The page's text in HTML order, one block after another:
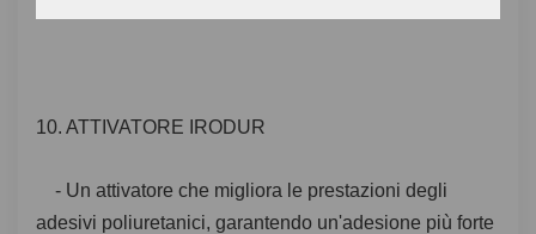
10. ATTIVATORE IRODUR
- Un attivatore che migliora le prestazioni degli
adesivi poliuretanici, garantendo un'adesione più forte